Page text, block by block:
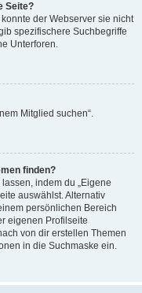
Seite?
der Webserver sie nicht
spezifischere Suchbegriffe
Unterforen.
Mitglied suchen“.
finden?
indem du „Eigene
auswählst. Alternativ
persönlichen Bereich
eigenen Profilseite
von dir erstellen Themen
in die Suchmaske ein.